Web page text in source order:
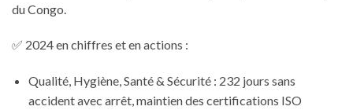
du Congo.
✅ 2024 en chiffres et en actions :
Qualité, Hygiène, Santé & Sécurité : 232 jours sans
accident avec arrêt, maintien des certifications ISO